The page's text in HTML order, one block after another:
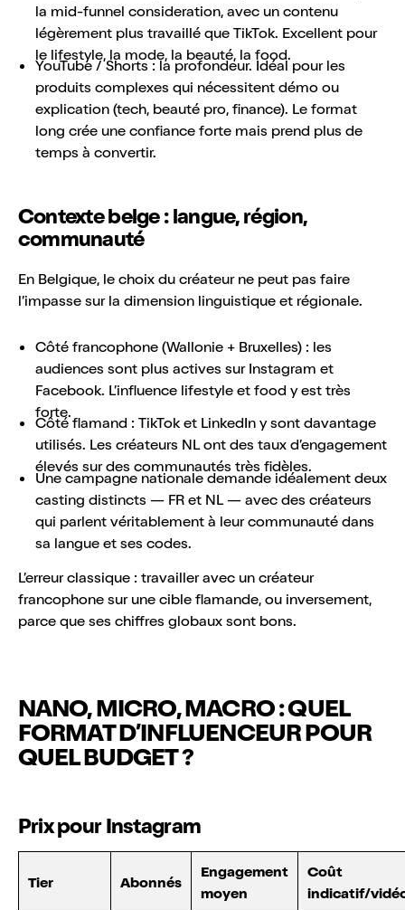
la mid-funnel consideration, avec un contenu
légèrement plus travaillé que TikTok. Excellent pour
le lifestyle, la mode, la beauté, la food.
YouTube / Shorts : la profondeur. Idéal pour les
produits complexes qui nécessitent démo ou
explication (tech, beauté pro, finance). Le format
long crée une confiance forte mais prend plus de
temps à convertir.
Contexte belge : langue, région,
communauté
En Belgique, le choix du créateur ne peut pas faire
l’impasse sur la dimension linguistique et régionale.
Côté francophone (Wallonie + Bruxelles) : les
audiences sont plus actives sur Instagram et
Facebook. L’influence lifestyle et food y est très
forte.
Côté flamand : TikTok et LinkedIn y sont davantage
utilisés. Les créateurs NL ont des taux d’engagement
élevés sur des communautés très fidèles.
Une campagne nationale demande idéalement deux
casting distincts — FR et NL — avec des créateurs
qui parlent véritablement à leur communauté dans
sa langue et ses codes.
L’erreur classique : travailler avec un créateur
francophone sur une cible flamande, ou inversement,
parce que ses chiffres globaux sont bons.
NANO, MICRO, MACRO : QUEL
FORMAT D’INFLUENCEUR POUR
QUEL BUDGET ?
Prix pour Instagram
Tier Abonnés
Engagement
moyen
Coût
indicatif/